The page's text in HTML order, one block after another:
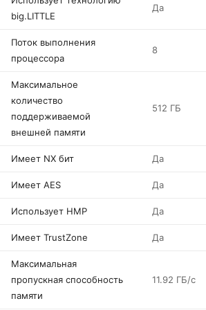
big.LITTLE
Да
Поток выполнения
процессора
8
Максимальное
количество
поддерживаемой
внешней памяти
512 ГБ
Имеет NX бит Да
Имеет AES Да
Использует HMP Да
Имеет TrustZone Да
Максимальная
пропускная способность
памяти
11.92 ГБ/с